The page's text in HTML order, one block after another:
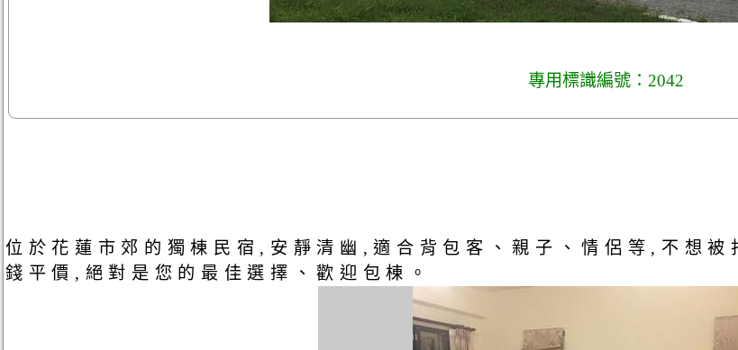
專用標識編號：2042
位於花蓮市郊的獨棟民宿,安靜清幽,適合背包客、親子、情侶等,不想
錢平價,絕對是您的最佳選擇、歡迎包棟。